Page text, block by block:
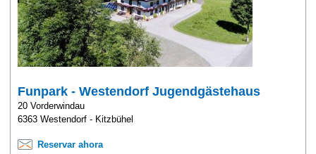
Funpark - Westendorf Jugendgästehaus
20 Vorderwindau
6363 Westendorf - Kitzbühel
Reservar ahora